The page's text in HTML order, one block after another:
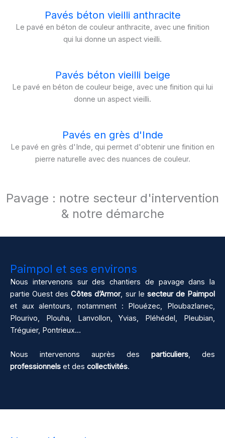
Pavés béton vieilli anthracite
Le pavé en béton de couleur anthracite, avec une finition
qui lui donne un aspect vieilli.
Pavés béton vieilli beige
Le pavé en béton de couleur beige, avec une finition qui lui
donne un aspect vieilli.
Pavés en grès d'Inde
Le pavé en grès d'Inde, qui permet d'obtenir une finition en
pierre naturelle avec des nuances de couleur.
Pavage : notre secteur d'intervention
& notre démarche
Paimpol et ses environs
Nous intervenons sur des chantiers de pavage dans la
partie Ouest desCôtes d’Armor, sur le secteur de Paimpol
et aux alentours, notamment : Plouézec, Ploubazlanec,
Plourivo, Plouha, Lanvollon, Yvias, Pléhédel, Pleubian,
Tréguier, Pontrieux…
Nous intervenons auprès des particuliers, des
professionnels et des collectivités.